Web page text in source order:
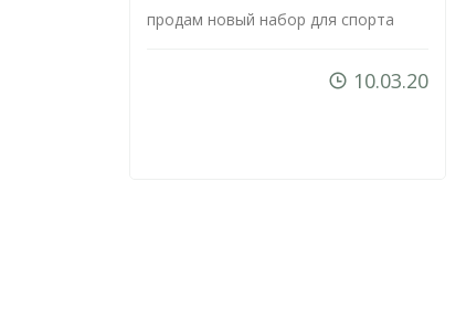
продам новый набор для спорта
10.03.20